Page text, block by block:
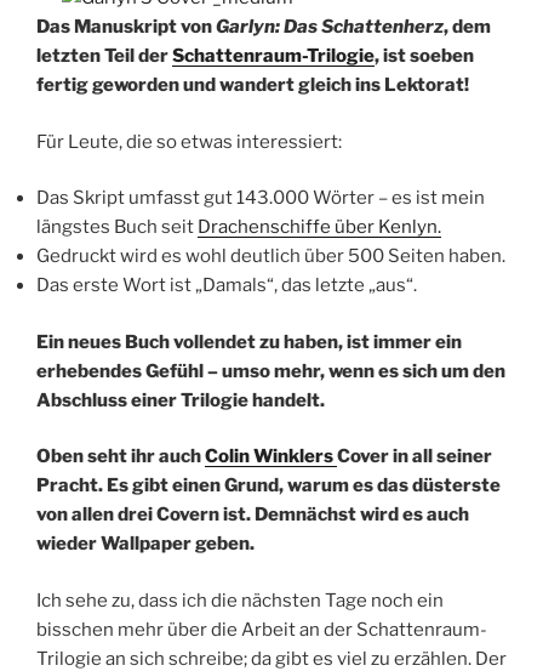
Das Manuskript vonGarlyn: Das Schattenherz, dem
letzten Teil derSchattenraum-Trilogie, ist soeben
fertig geworden und wandert gleich ins Lektorat!
Für Leute, die so etwas interessiert:
Das Skript umfasst gut 143.000 Wörter – es ist mein
längstes Buch seit Drachenschiffe über Kenlyn.
Gedruckt wird es wohl deutlich über 500 Seiten haben.
Das erste Wort ist „Damals“, das letzte „aus“.
Ein neues Buch vollendet zu haben, ist immer ein
erhebendes Gefühl – umso mehr, wenn es sich um den
Abschluss einer Trilogie handelt.
Oben seht ihr auchColin WinklersCover in all seiner
Pracht. Es gibt einen Grund, warum es das düsterste
von allen drei Covern ist. Demnächst wird es auch
wieder Wallpaper geben.
Ich sehe zu, dass ich die nächsten Tage noch ein
bisschen mehr über die Arbeit an der Schattenraum-
Trilogie an sich schreibe; da gibt es viel zu erzählen. Der